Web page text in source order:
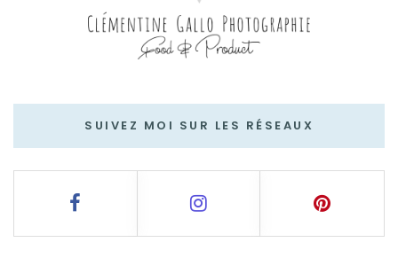
SUIVEZ MOI SUR LES RÉSEAUX